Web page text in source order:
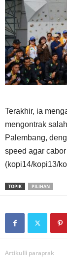
Terakhir, ia
mengontrak
Palembang,
speed agar
(kopi14/kopi13/
TOPIK PILIHAN
Artikulli paraprak